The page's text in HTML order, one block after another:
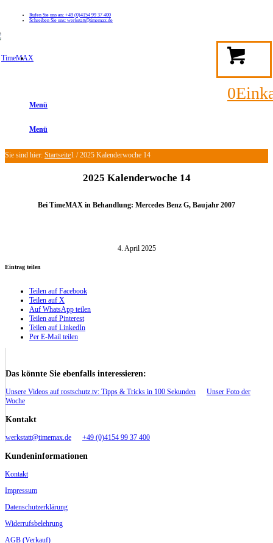
Rufen Sie uns an: +49 (0)4154 99 37 400
Schreiben Sie uns: werkstatt@timemax.de
0
Menü
Menü
Sie sind hier: Startseite1 / 2025 Kalenderwoche 14
2025 Kalenderwoche 14
Bei TimeMAX in Behandlung: Mercedes Benz G, Baujahr 2007
4. April 2025
Eintrag teilen
Teilen auf Facebook
Teilen auf X
Auf WhatsApp teilen
Teilen auf Pinterest
Teilen auf LinkedIn
Per E-Mail teilen
Das könnte Sie ebenfalls interessieren:
Unsere Videos auf rostschutz.tv: Tipps & Tricks in 100 Sekunden
Unser Foto der
Woche
Kontakt
werkstatt@timemax.de +49 (0)4154 99 37 400
Kundeninformationen
Kontakt
Impressum
Datenschutzerklärung
Widerrufsbelehrung
AGB (Verkauf)